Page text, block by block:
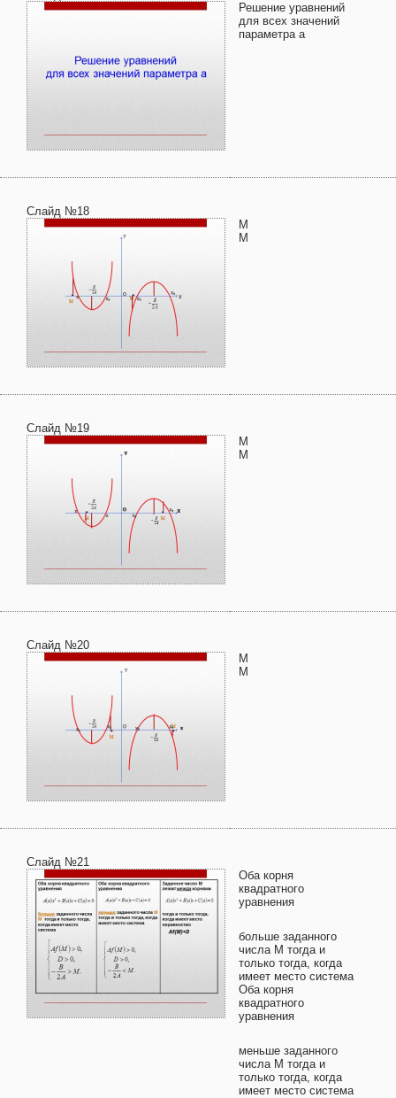
Решение уравнений
для всех значений
параметра а
Слайд №18
М
М
Слайд №19
М
М
Слайд №20
М
М
Слайд №21
Оба корня
квадратного
уравнения
больше заданного
числа М тогда и
только тогда, когда
имеет место система
Оба корня
квадратного
уравнения
меньше заданного
числа М тогда и
только тогда, когда
имеет место система